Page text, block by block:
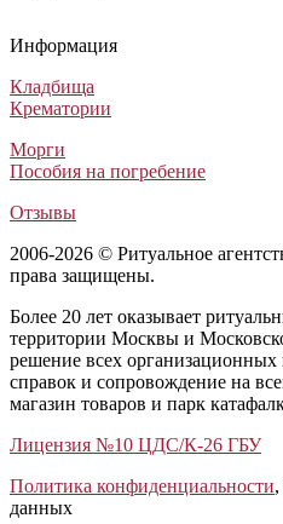
Венки из живых цветов
Венки из живых цветов
Венки из живых цветов
Венки из искусственных
Информация
Кладбища
Крематории
Морги
Пособия на погребение
Отзывы
2006-2026 © Ритуальное
права защищены.
Более 20 лет оказывает
территории Москвы и
решение всех
справок и сопровождение на
магазин товаров и парк
Лицензия №10 ЦДС/К-26 ГБУ
Политика конфиденциальности
данных